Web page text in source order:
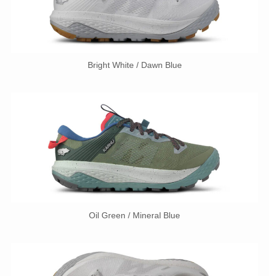
Bright White / Dawn Blue
Oil Green / Mineral Blue